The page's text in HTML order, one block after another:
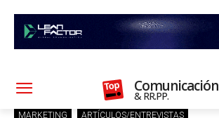
Comunicación
& RR.PP.
MARKETING ARTÍCULOS/ENTREVISTAS